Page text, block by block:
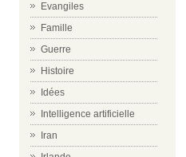
Evangiles
Famille
Guerre
Histoire
Idées
Intelligence artificielle
Iran